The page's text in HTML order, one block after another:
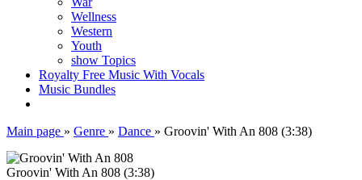
Wellness
Western
Youth
show Topics
Royalty Free Music With Vocals
Music Bundles
Main page » Genre » Dance » Groovin' With An 808 (3:38)
Groovin' With An 808 (3:38)